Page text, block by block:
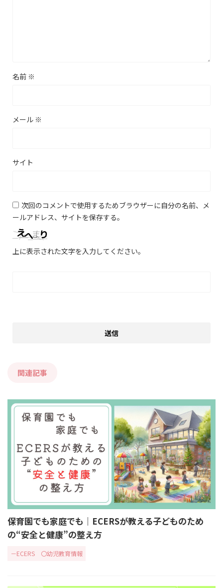
名前 ※
メール ※
サイト
次回のコメントで使用するためブラウザーに自分の名前、メ
ールアドレス、サイトを保存する。
上に表示された文字を入力してください。
関連記事
保育園でも家庭でも｜ECERSが教える子どものため
の“安全と健康”の整え方
－ECERS 〇幼児教育情報